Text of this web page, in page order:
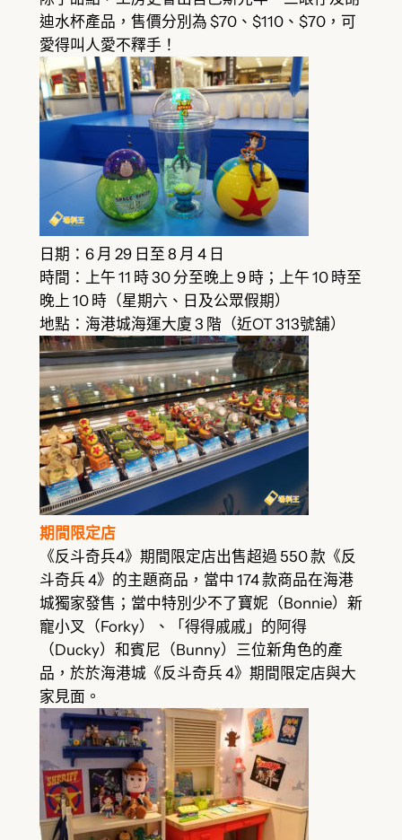
迪水杯產品，售價分別為 $70、$110、$70，可
愛得叫人愛不釋手！
日期：6 月 29 日至 8 月 4 日
時間：上午 11 時 30 分至晚上 9 時；上午 10 時至
晚上 10 時（星期六、日及公眾假期）
地點：海港城海運大廈 3 階（近OT 313號舖）
期間限定店
《反斗奇兵4》期間限定店出售超過 550 款《反
斗奇兵 4》的主題商品，當中 174 款商品在海港
城獨家發售；當中特別少不了寶妮（Bonnie）新
寵小叉（Forky）、「得得戚戚」的阿得
（Ducky）和賓尼（Bunny）三位新角色的產
品，於於海港城《反斗奇兵 4》期間限定店與大
家見面。